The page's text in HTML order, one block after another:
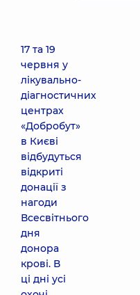
17 та 19
червня у
лікувально-
діагностичних
центрах
«Добробут»
в Києві
відбудуться
відкриті
донації з
нагоди
Всесвітнього
дня
донора
крові. В
ці дні усі